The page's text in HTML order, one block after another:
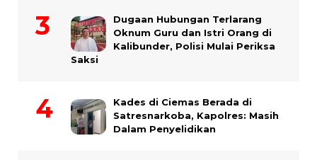
Dugaan Hubungan Terlarang
Oknum Guru dan Istri Orang di
Kalibunder, Polisi Mulai Periksa
Saksi
Kades di Ciemas Berada di
Satresnarkoba, Kapolres: Masih
Dalam Penyelidikan